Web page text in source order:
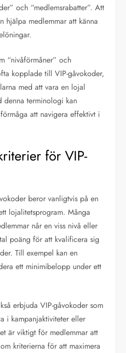
och “medlemsrabatter”. Att
hjälpa medlemmar att känna
“nivåförmåner” och
kopplade till VIP-gåvokoder,
med att vara en lojal
denna terminologi kan
att navigera effektivt i
för VIP-
beror vanligtvis på en
lojalitetsprogram. Många
når en viss nivå eller
poäng för att kvalificera sig
Till exempel kan en
ett minimibelopp under ett
erbjuda VIP-gåvokoder som
i kampanjaktiviteter eller
är viktigt för medlemmar att
kriterierna för att maximera